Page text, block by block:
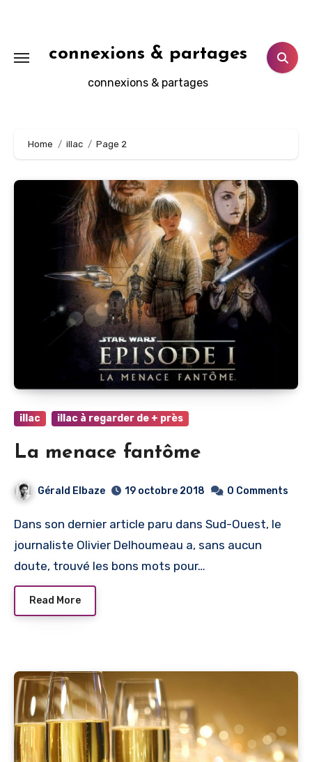
principal
connexions & partages
connexions & partages
Home illac Page 2
illac illac à regarder de + près
La menace fantôme
Gérald Elbaze 19 octobre 2018 0 Comments
Dans son dernier article paru dans Sud-Ouest, le
journaliste Olivier Delhoumeau a, sans aucun
doute, trouvé les bons mots pour…
Read More